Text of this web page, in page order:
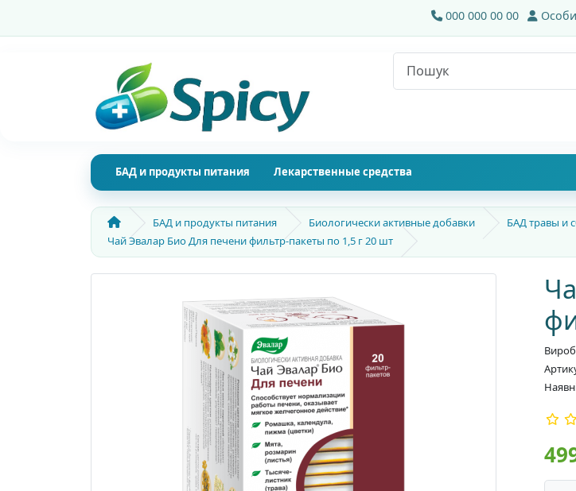
000 000 00 00
БАД и продукты питания Лекарственные средства
БАД и продукты питания Биологически активные добавки БАД травы и
Чай Эвалар Био Для печени фильтр-пакеты по 1,5 г 20 шт